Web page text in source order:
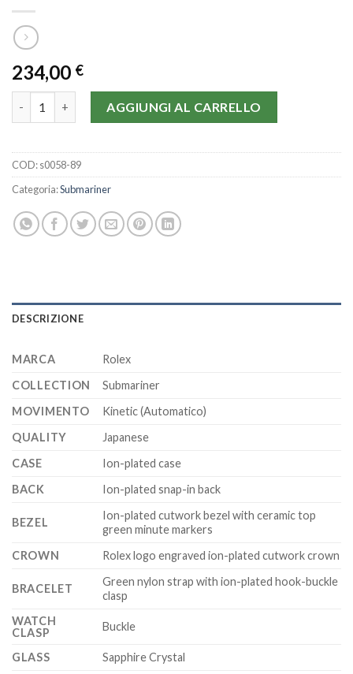
234,00 €
AGGIUNGI AL CARRELLO
COD:s0058-89
Categoria:Submariner
DESCRIZIONE
MARCA
Rolex
COLLECTION
Submariner
MOVIMENTO
Kinetic (Automatico)
QUALITY
Japanese
CASE
Ion-plated case
BACK
Ion-plated snap-in back
BEZEL
Ion-plated cutwork bezel with ceramic top
green minute markers
CROWN
Rolex logo engraved ion-plated cutwork crown
BRACELET
Green nylon strap with ion-plated hook-buckle
clasp
WATCH
CLASP
Buckle
GLASS
Sapphire Crystal